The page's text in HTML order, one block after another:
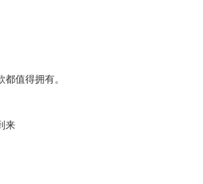
值得拥有。
来